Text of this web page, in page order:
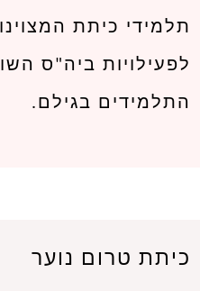
תלמידי כיתת
לפעילויות ביה"ס
התלמידים בגילם.
כיתת טרום נוער